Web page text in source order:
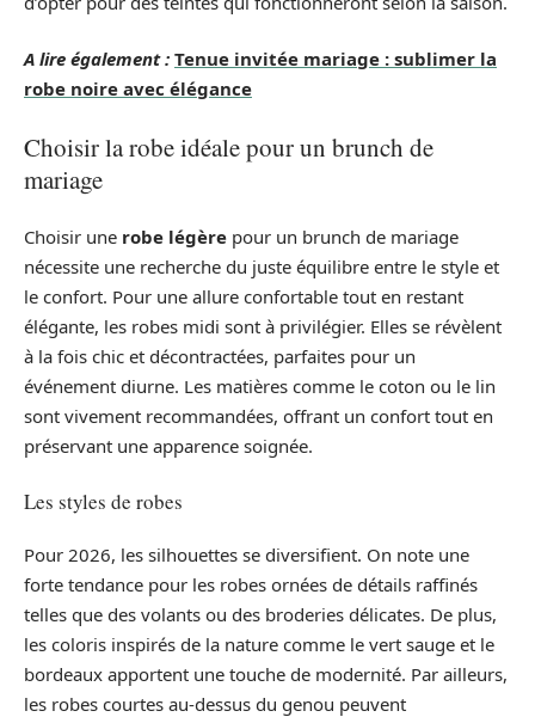
A lire également : Tenue invitée mariage : sublimer la
robe noire avec élégance
Choisir la robe idéale pour un brunch de
mariage
Choisir une robe légère pour un brunch de mariage
nécessite une recherche du juste équilibre entre le style et
le confort. Pour une allure confortable tout en restant
élégante, les robes midi sont à privilégier. Elles se révèlent
à la fois chic et décontractées, parfaites pour un
événement diurne. Les matières comme le coton ou le lin
sont vivement recommandées, offrant un confort tout en
préservant une apparence soignée.
Les styles de robes
Pour 2026, les silhouettes se diversifient. On note une
forte tendance pour les robes ornées de détails raffinés
telles que des volants ou des broderies délicates. De plus,
les coloris inspirés de la nature comme le vert sauge et le
bordeaux apportent une touche de modernité. Par ailleurs,
les robes courtes au-dessus du genou peuvent